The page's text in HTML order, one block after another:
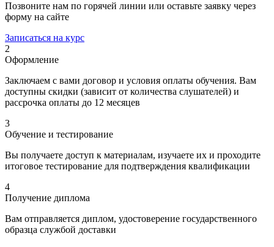
Позвоните нам по горячей линии или оставьте заявку через
форму на сайте
Записаться на курс
2
Оформление
Заключаем с вами договор и условия оплаты обучения. Вам
доступны скидки (зависит от количества слушателей) и
рассрочка оплаты до 12 месяцев
3
Обучение и тестирование
Вы получаете доступ к материалам, изучаете их и проходите
итоговое тестирование для подтверждения квалификации
4
Получение диплома
Вам отправляется диплом, удостоверение государственного
образца службой доставки